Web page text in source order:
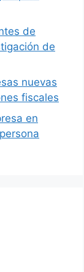
de
de
nuevas
fiscales
en